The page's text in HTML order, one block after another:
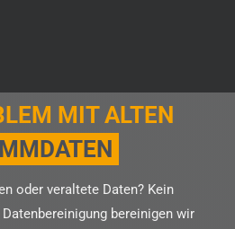
MIT ALTEN
oder veraltete Daten? Kein
bereinigen wir